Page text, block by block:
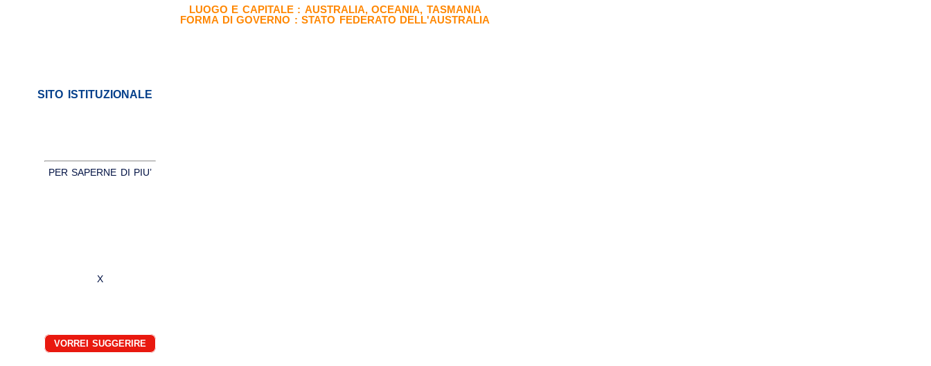
LUOGO E CAPITALE : AUSTRALIA,OCEANIA, TASMANIA
FORMA DI GOVERNO :STATO FEDERATO DELL'AUSTRALIA
SITO ISTITUZIONALE
PER SAPERNE DI PIU’
X
VORREI SUGGERIRE